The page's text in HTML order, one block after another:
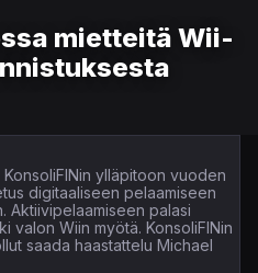
mietteitä Wii-
ylläpitoon vuoden
digitaaliseen pelaamiseen
Aktiivipelaamiseen palasi
valon Wiin myötä. KonsoliFINin
saada haastattelu Michael